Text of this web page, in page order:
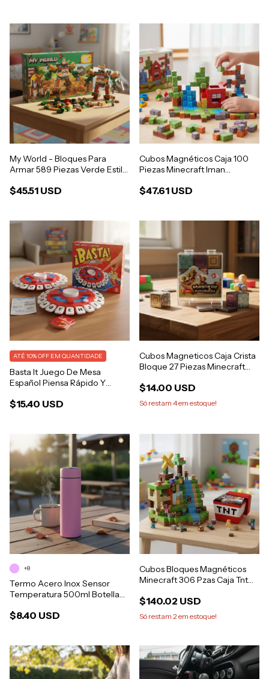
My World - Bloques Para
Armar 589 Piezas Verde Estilo
$45.51 USD
Cubos Magnéticos Caja 100
Piezas Minecraft Iman
$47.61 USD
Basta It Juego De Mesa
Español Piensa Rápido Y
$15.40 USD
ATÉ 10% OFF EM QUANTIDADE
Cubos Magneticos Caja Crista
Bloque 27 Piezas Minecraft
$14.00 USD
Só restam 4em estoque!
Termo Acero Inox Sensor
Temperatura 500ml Botella
$8.40 USD
+8
Cubos Bloques Magnéticos
Minecraft 306 Pzas Caja Tnt
$140.02 USD
Só restam 2em estoque!